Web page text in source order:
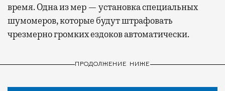
время. Одна из мер — установка специальных
шумомеров, которые будут штрафовать
чрезмерно громких ездоков автоматически.
ПРОДОЛЖЕНИЕ НИЖЕ